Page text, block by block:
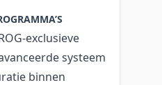
exclusieve
systeem
binnen